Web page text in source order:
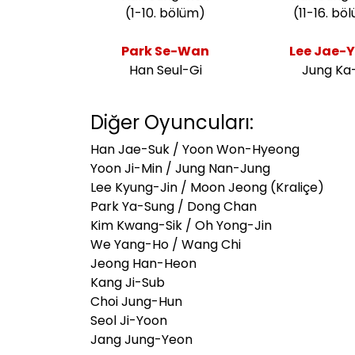
(1-10. bölüm)
(11-16.
Park Se-Wan
Han Seul-Gi
Lee Jae-
Jung
Diğer Oyuncuları:
Han Jae-Suk / Yoon Won-Hyeong
Yoon Ji-Min / Jung Nan-Jung
Lee Kyung-Jin / Moon Jeong (Kraliçe)
Park Ya-Sung / Dong Chan
Kim Kwang-Sik / Oh Yong-Jin
We Yang-Ho / Wang Chi
Jeong Han-Heon
Kang Ji-Sub
Choi Jung-Hun
Seol Ji-Yoon
Jang Jung-Yeon